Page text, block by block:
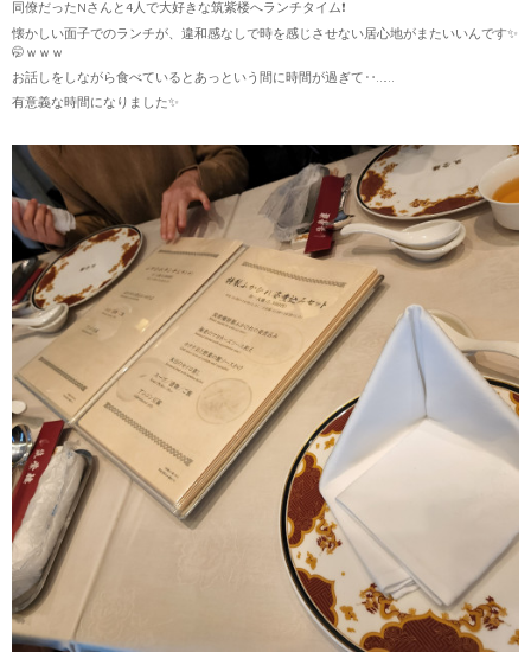
同僚だったNさんと4人で大好きな筑紫楼へランチタイム❗
懐かしい面子でのランチが、違和感なしで時を感じさせない居心地がまたいいんです✨
🤭ｗｗｗ
お話しをしながら食べているとあっという間に時間が過ぎて‥……
有意義な時間になりました✨